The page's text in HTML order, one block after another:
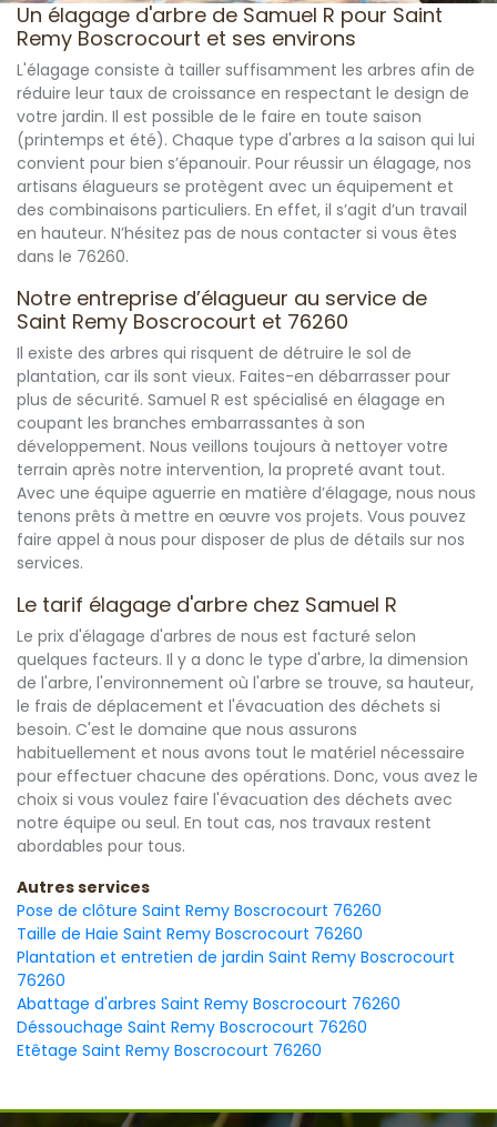
Un élagage d'arbre de Samuel R pour Saint
Remy Boscrocourt et ses environs
L'élagage consiste à tailler suffisamment les arbres afin de
réduire leur taux de croissance en respectant le design de
votre jardin. Il est possible de le faire en toute saison
(printemps et été). Chaque type d'arbres a la saison qui lui
convient pour bien s’épanouir. Pour réussir un élagage, nos
artisans élagueurs se protègent avec un équipement et
des combinaisons particuliers. En effet, il s’agit d’un travail
en hauteur. N’hésitez pas de nous contacter si vous êtes
dans le 76260.
Notre entreprise d’élagueur au service de
Saint Remy Boscrocourt et 76260
Il existe des arbres qui risquent de détruire le sol de
plantation, car ils sont vieux. Faites-en débarrasser pour
plus de sécurité. Samuel R est spécialisé en élagage en
coupant les branches embarrassantes à son
développement. Nous veillons toujours à nettoyer votre
terrain après notre intervention, la propreté avant tout.
Avec une équipe aguerrie en matière d’élagage, nous nous
tenons prêts à mettre en œuvre vos projets. Vous pouvez
faire appel à nous pour disposer de plus de détails sur nos
services.
Le tarif élagage d'arbre chez Samuel R
Le prix d'élagage d'arbres de nous est facturé selon
quelques facteurs. Il y a donc le type d'arbre, la dimension
de l'arbre, l'environnement où l'arbre se trouve, sa hauteur,
le frais de déplacement et l'évacuation des déchets si
besoin. C'est le domaine que nous assurons
habituellement et nous avons tout le matériel nécessaire
pour effectuer chacune des opérations. Donc, vous avez le
choix si vous voulez faire l'évacuation des déchets avec
notre équipe ou seul. En tout cas, nos travaux restent
abordables pour tous.
Autres services
Pose de clôture Saint Remy Boscrocourt 76260
Taille de Haie Saint Remy Boscrocourt 76260
Plantation et entretien de jardin Saint Remy Boscrocourt
76260
Abattage d'arbres Saint Remy Boscrocourt 76260
Déssouchage Saint Remy Boscrocourt 76260
Etêtage Saint Remy Boscrocourt 76260